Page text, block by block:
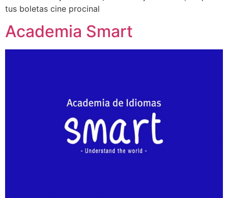
tus boletas cine procinal
Academia Smart